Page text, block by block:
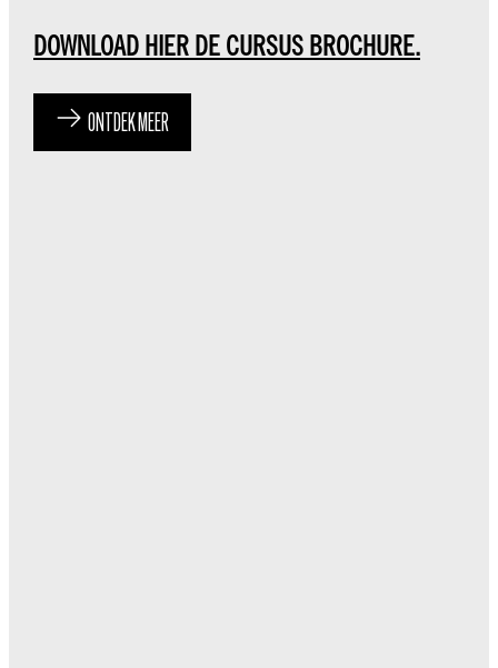
DOWNLOAD HIER DE CURSUS BROCHURE.
ONTDEK MEER